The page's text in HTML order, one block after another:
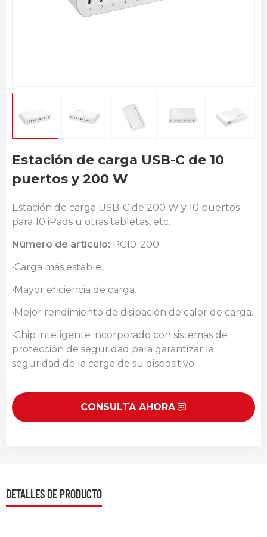
Estación de carga USB-C de 10
puertos y 200 W
Estación de carga USB-C de 200 W y 10 puertos
para 10 iPads u otras tabletas, etc.
Número de artículo: PC10-200
•Carga más estable.
•Mayor eficiencia de carga.
•Mejor rendimiento de disipación de calor de carga.
•Chip inteligente incorporado con sistemas de
protección de seguridad para garantizar la
seguridad de la carga de su dispositivo.
CONSULTA AHORA
DETALLES DE PRODUCTO